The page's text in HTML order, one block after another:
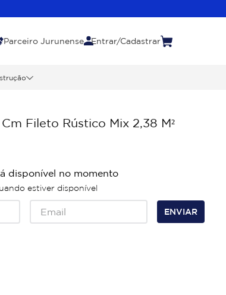
Parceiro Jurunense Entrar/Cadastrar
Fileto Rústico Mix 2,38 M²
disponível no momento
estiver disponível
ENVIAR